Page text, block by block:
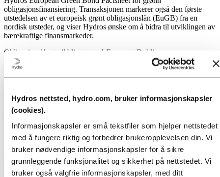
Hydros nettsted, hydro.com, bruker informasjonskapsler
(cookies).
Informasjonskapsler er små tekstfiler som hjelper nettstedet
med å fungere riktig og forbedrer brukeropplevelsen din. Vi
bruker nødvendige informasjonskapsler for å sikre
grunnleggende funksjonalitet og sikkerhet på nettstedet. Vi
bruker også valgfrie informasjonskapsler, med ditt
obligasjonsfinansiering. Transaksjonen markerer også den første
utstedelsen av et europeisk grønt obligasjonslån (EuGB) fra en
nordisk utsteder, og viser Hydros ønske om å bidra til utviklingen av
bærekraftige finansmarkeder.
Obligasjonslånet vil bli notert på Euronext Dublin.
BNP Paribas, Citi, Crédit Agricole Corporate and Investment Bank,
DNB Carnegie, Goldman Sachs Bank Europe SE og Nordea har
«Green Structuring»-bank.
Denne opplysningen er informasjonspliktig etter
Publisert: 10. juni 2025